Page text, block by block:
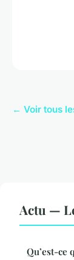
← Voir tous
Actu —
Qu’est-ce